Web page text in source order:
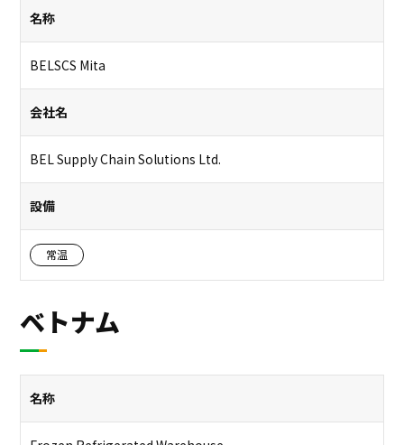
名称
BELSCS Mita
会社名
BEL Supply Chain Solutions Ltd.
設備
常温
ベトナム
名称